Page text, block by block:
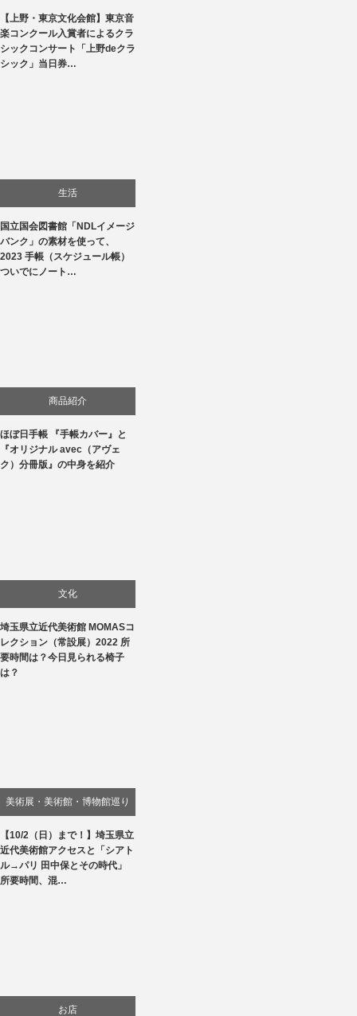
文化
音楽会・コンサート
【上野・東京文化会館】東京音
楽コンクール入賞者によるクラ
シックコンサート「上野deクラ
シック」当日券…
生活
国立国会図書館「NDLイメージ
バンク」の素材を使って、
2023 手帳（スケジュール帳）
ついでにノート…
商品紹介
生活
ほぼ日手帳 『手帳カバー』と
『オリジナル avec（アヴェ
ク）分冊版』の中身を紹介
文化
美術展・美術館・博物館巡り
埼玉県立近代美術館 MOMASコ
レクション（常設展）2022 所
要時間は？今日見られる椅子
は？
美術展・美術館・博物館巡り
【10/2（日）まで！】埼玉県立
近代美術館アクセスと「シアト
ル→パリ 田中保とその時代」
所要時間、混…
お店